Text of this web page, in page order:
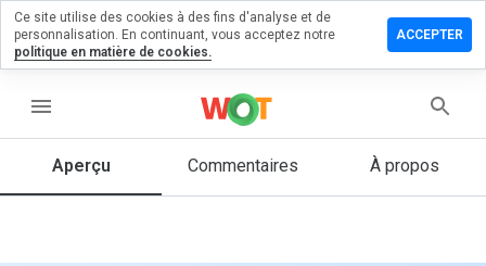
menu
Aperçu Commentaires À propos
un
1 et 5
Ce site utilise des cookies à des fins d'analyse et de
personnalisation. En continuant, vous acceptez notre
politique en matière de cookies.
ACCEPTER